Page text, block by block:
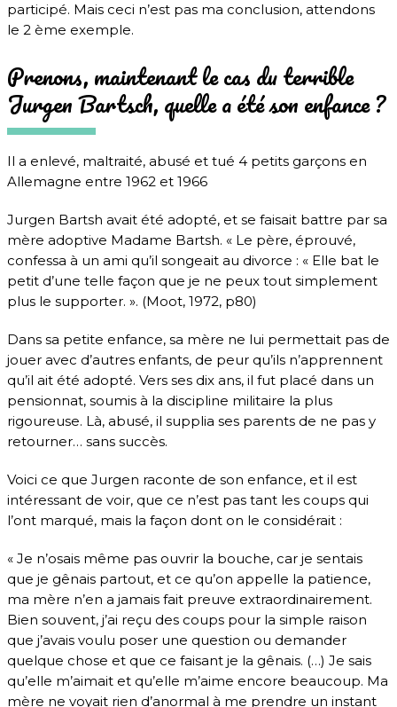
participé. Mais ceci n’est pas ma conclusion, attendons
le 2 ème exemple.
Prenons, maintenant le cas du terrible
Jurgen Bartsch, quelle a été son enfance ?
Il a enlevé, maltraité, abusé et tué 4 petits garçons en
Allemagne entre 1962 et 1966
Jurgen Bartsh avait été adopté, et se faisait battre par sa
mère adoptive Madame Bartsh. « Le père, éprouvé,
confessa à un ami qu’il songeait au divorce : « Elle bat le
petit d’une telle façon que je ne peux tout simplement
plus le supporter. ». (Moot, 1972, p80)
Dans sa petite enfance, sa mère ne lui permettait pas de
jouer avec d’autres enfants, de peur qu’ils n’apprennent
qu’il ait été adopté. Vers ses dix ans, il fut placé dans un
pensionnat, soumis à la discipline militaire la plus
rigoureuse. Là, abusé, il supplia ses parents de ne pas y
retourner… sans succès.
Voici ce que Jurgen raconte de son enfance, et il est
intéressant de voir, que ce n’est pas tant les coups qui
l’ont marqué, mais la façon dont on le considérait :
« Je n’osais même pas ouvrir la bouche, car je sentais
que je gênais partout, et ce qu’on appelle la patience,
ma mère n’en a jamais fait preuve extraordinairement.
Bien souvent, j’ai reçu des coups pour la simple raison
que j’avais voulu poser une question ou demander
quelque chose et que ce faisant je la gênais. (…) Je sais
qu’elle m’aimait et qu’elle m’aime encore beaucoup. Ma
mère ne voyait rien d’anormal à me prendre un instant